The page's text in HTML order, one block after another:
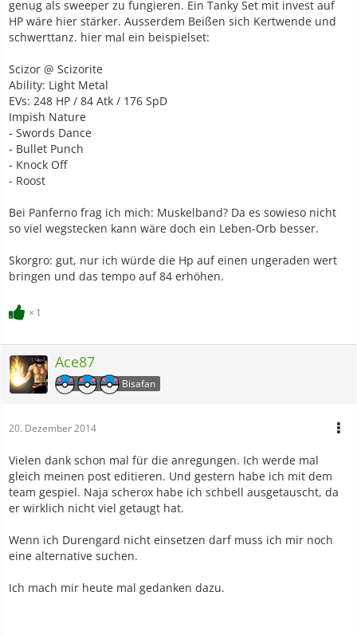
genug als sweeper zu fungieren. Ein Tanky Set mit invest auf
HP wäre hier stärker. Ausserdem Beißen sich Kertwende und
schwerttanz. hier mal ein beispielset:
Scizor @ Scizorite
Ability: Light Metal
EVs: 248 HP / 84 Atk / 176 SpD
Impish Nature
- Swords Dance
- Bullet Punch
- Knock Off
- Roost
Bei Panferno frag ich mich: Muskelband? Da es sowieso nicht
so viel wegstecken kann wäre doch ein Leben-Orb besser.
Skorgro: gut, nur ich würde die Hp auf einen ungeraden wert
bringen und das tempo auf 84 erhöhen.
1
Ace87
Bisafan
20. Dezember 2014
Vielen dank schon mal für die anregungen. Ich werde mal
gleich meinen post editieren. Und gestern habe ich mit dem
team gespiel. Naja scherox habe ich schbell ausgetauscht, da
er wirklich nicht viel getaugt hat.
Wenn ich Durengard nicht einsetzen darf muss ich mir noch
eine alternative suchen.
Ich mach mir heute mal gedanken dazu.